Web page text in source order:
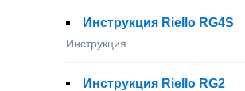
Инструкция Riello RG4S
Инструкция
Инструкция Riello RG2